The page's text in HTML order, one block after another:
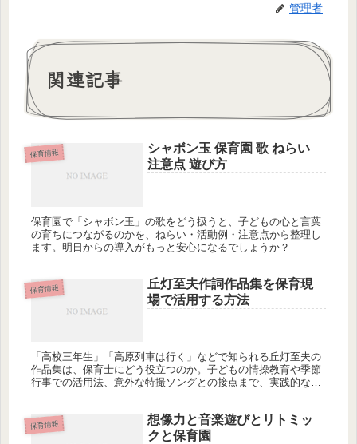
管理者
関連記事
保育情報
シャボン玉 保育園 歌 ねらい
注意点 遊び方
保育園で「シャボン玉」の歌をどう扱うと、子どもの心と言葉
の育ちにつながるのかを、ねらい・活動例・注意点から整理し
ます。明日からの導入がもっと安心になるでしょうか？
保育情報
丘灯至夫作詞作品集を保育現
場で活用する方法
「高校三年生」「高原列車は行く」などで知られる丘灯至夫の
作品集は、保育士にどう役立つのか。子どもの情操教育や季節
行事での活用法、意外な特撮ソングとの接点まで、実践的な視
な発見があるでしょうか？
保育情報
想像力と音楽遊びとリトミッ
クと保育園